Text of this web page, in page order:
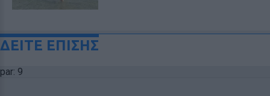
ΔΕΙΤΕ ΕΠΙΣΗΣ
par: 9